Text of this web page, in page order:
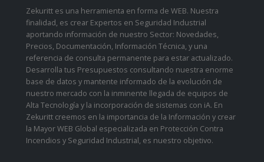
Zekuritt es una herramienta en forma de WEB. Nuestra
finalidad, es crear Expertos en Seguridad Industrial
aportando información de nuestro Sector: Novedades,
Precios, Documentación, Información Técnica, y una
referencia de consulta permanente para estar actualizado.
Desarrolla tus Presupuestos consultando nuestra enorme
base de datos y mantente informado de la evolución de
nuestro mercado con la inminente llegada de equipos de
Alta Tecnología y la incorporación de sistemas con iA. En
Zekuritt creemos en la importancia de la Información y crear
la Mayor WEB Global especializada en Protección Contra
Incendios y Seguridad Industrial, es nuestro objetivo.